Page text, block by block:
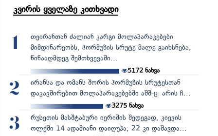
კვირის ყველაზე კითხვადი
1
თეირანთან ძალიან კარგი მოლაპარაკებები
მიმდინარეობს, ჰორმუზის სრუტე მალე გაიხსნება,
წინააღმდეგ შემთხვევაში...
5172 ნახვა
2
ირანსა და ომანს შორის ჰორმუზის სრუტესთან
დაკავშირებით მოლაპარაკებებში აშშ-ც არის ჩ...
3275ნახვა
3
რუსეთის მასშტაბური იერიშის შედეგად, კიევის
ოლქში 14 ადამიანი დაიღუპა, 22 კი დაშავდა...